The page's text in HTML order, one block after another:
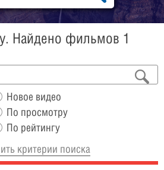
Найдено фильмов 1
Новое видео
По просмотру
По рейтингу
критерии поиска